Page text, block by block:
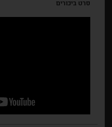
סרט ביכורים